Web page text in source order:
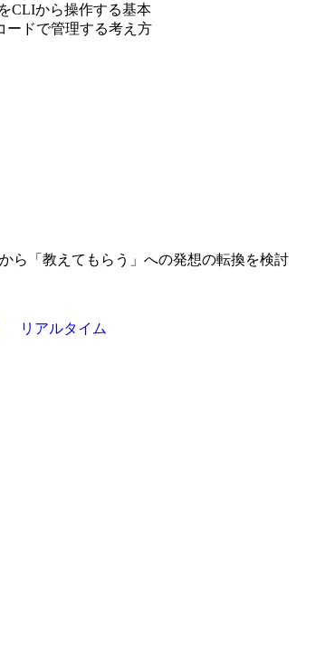
CLIから操作する基本
ードで管理する考え方
ら「教えてもらう」への発想の転換を検討
リアルタイム